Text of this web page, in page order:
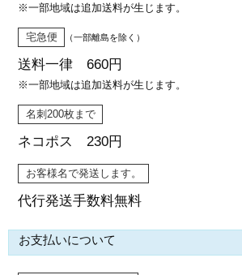
※一部地域は追加送料が生じます。
宅急便 （一部離島を除く）
送料一律 660円
※一部地域は追加送料が生じます。
名刺200枚まで
ネコポス 230円
お客様名で発送します。
代行発送手数料無料
お支払いについて